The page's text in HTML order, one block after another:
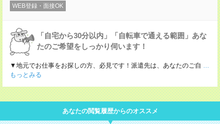
WEB登録・面接OK
「自宅から30分以内」「自転車で通える範囲」あな
たのご希望をしっかり伺います！
▼地元でお仕事をお探しの方、必見です！派遣先は、あなたのご自 ...
もっとみる
あなたの閲覧履歴からのオススメ